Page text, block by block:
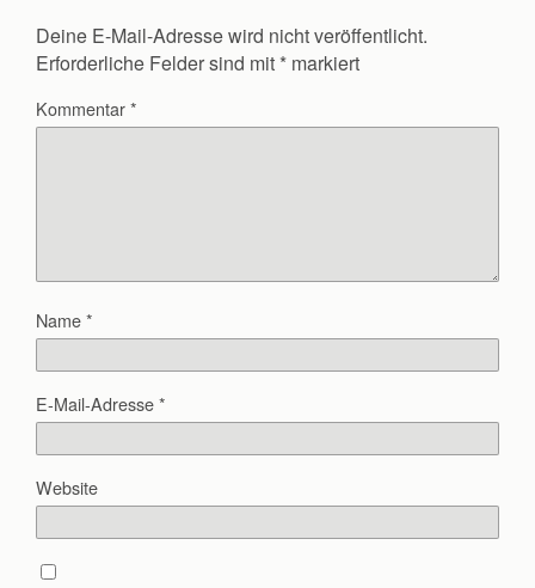
Deine E-Mail-Adresse wird nicht veröffentlicht.
Erforderliche Felder sind mit * markiert
Kommentar*
Name*
E-Mail-Adresse*
Website